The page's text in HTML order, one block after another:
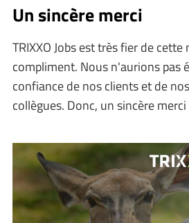
Un sincère merci
TRIXXO Jobs est très fier de
compliment. Nous n'aurions pas
confiance de nos clients et de
collègues. Donc, un sincère merci